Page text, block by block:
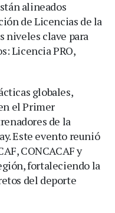
alineados
de Licencias de la
niveles clave para
Licencia PRO,
globales,
el Primer
de la
Este evento reunió
CONCACAF y
fortaleciendo la
del deporte